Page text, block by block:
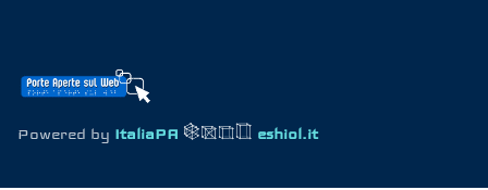
Powered by ItaliaPA eshiol.it